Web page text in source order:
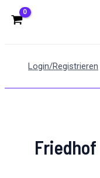
Login/Registrieren
Friedhof